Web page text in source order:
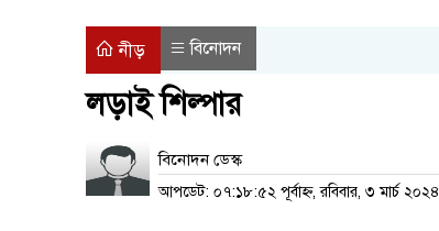
নীড় বিনোদন
লড়াই শিল্পার
বিনোদন ডেস্ক
আপডেট: ০৭:১৮:৫২ পূর্বাহ্ন, রবিবার, ৩ মার্চ ২০২৪